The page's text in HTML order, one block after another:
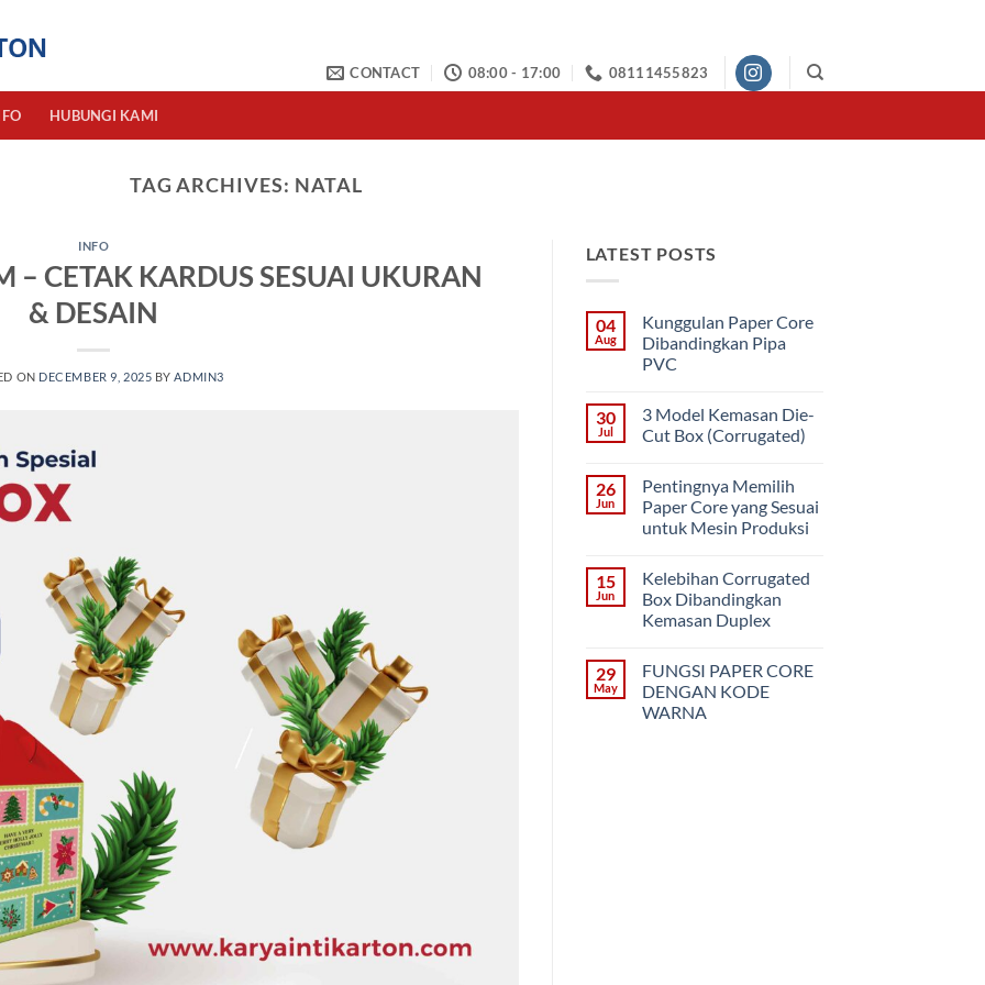
CONTACT 08:00 - 17:00 08111455823
HUBUNGI KAMI
TAG ARCHIVES: NATAL
INFO
– CETAK KARDUS SESUAI UKURAN
& DESAIN
ON DECEMBER 9, 2025 BYADMIN3
LATEST POSTS
04
Aug
Kunggulan Paper Core
Dibandingkan Pipa
PVC
on
Kunggulan
Paper
Pipa
PVC
30
Jul
3 Model Kemasan Die-
Cut Box (Corrugated)
on
3
Model
Kemasan
Box
(Corrugated)
26
Jun
Pentingnya Memilih
Paper Core yang Sesuai
untuk Mesin Produksi
on
Pentingnya
Memilih
Paper
Sesuai
untuk
Mesin
Produksi
15
Jun
Kelebihan Corrugated
Box Dibandingkan
Kemasan Duplex
on
Kelebihan
Corrugated
Box
29
May
FUNGSI PAPER CORE
DENGAN KODE
WARNA